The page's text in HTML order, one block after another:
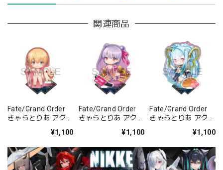
関連商品
Fate/Grand Order
きゃらとりあ アクリ
¥1,100
Fate/Grand Order
きゃらとりあ アクリ
ー/パッションリッ
¥1,100
Fate/Grand Order
きゃらとりあ アクリ
ー/ラーヴァ/ティア
¥1,100